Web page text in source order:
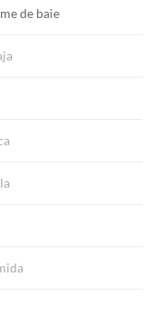
de baie